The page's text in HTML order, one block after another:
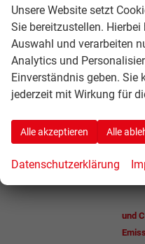
und
Unsere Website setzt
Sie bereitzustellen.
Auswahl und verarbeiten
Analytics und
Einverständnis geben. Sie
jederzeit mit Wirkung für
Alle akzeptieren Alle
Datenschutzerklärung